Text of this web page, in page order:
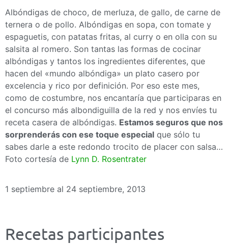
Albóndigas de choco, de merluza, de gallo, de carne de
ternera o de pollo. Albóndigas en sopa, con tomate y
espaguetis, con patatas fritas, al curry o en olla con su
salsita al romero. Son tantas las formas de cocinar
albóndigas y tantos los ingredientes diferentes, que
hacen del «mundo albóndiga» un plato casero por
excelencia y rico por definición. Por eso este mes,
como de costumbre, nos encantaría que participaras en
el concurso más albondiguilla de la red y nos envíes tu
receta casera de albóndigas. Estamos seguros que nos
sorprenderás con ese toque especial que sólo tu
sabes darle a este redondo trocito de placer con salsa…
Foto cortesía de Lynn D. Rosentrater
1 septiembre al 24 septiembre, 2013
Recetas participantes